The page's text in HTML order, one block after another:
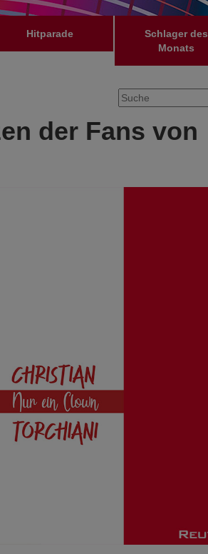
Hitparade
Schlager des
Monats
der Fans von